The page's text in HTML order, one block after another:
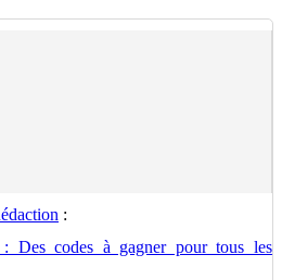
:
Des codes à gagner pour tous les